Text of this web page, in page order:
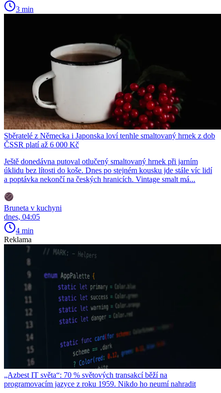
3 min
Sběratelé z Německa i Japonska loví tenhle smaltovaný hrnek z dob
ČSSR platí až 6 000 Kč
Ještě donedávna putoval otlučený smaltovaný hrnek při jarním
úklidu bez lítosti do koše. Dnes po stejném kousku jde stále víc lidí
a poptávka nekončí na českých hranicích. Vintage smalt má...
Bruneta v kuchyni
dnes, 04:05
4 min
Reklama
„Azbest IT světa“: 70 % světových transakcí běží na
programovacím jazyce z roku 1959. Nikdo ho neumí nahradit